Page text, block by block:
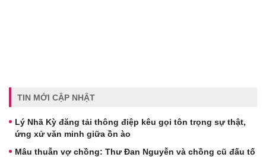
TIN MỚI CẬP NHẬT
Lý Nhã Kỳ đăng tải thông điệp kêu gọi tôn trọng sự thật,
ứng xử văn minh giữa ồn ào
Mâu thuẫn vợ chồng: Thư Đan Nguyễn và chồng cũ đấu tố